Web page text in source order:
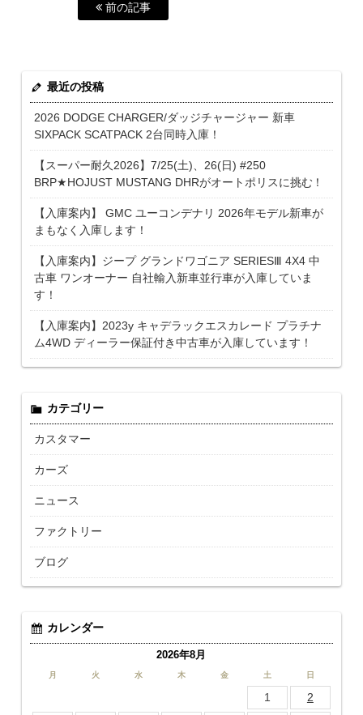
前の記事
最近の投稿
2026 DODGE CHARGER/ダッジチャージャー 新車
SIXPACK SCATPACK 2台同時入庫！
【スーパー耐久2026】7/25(土)、26(日) #250
BRP★HOJUST MUSTANG DHRがオートポリスに挑む！
【入庫案内】 GMC ユーコンデナリ 2026年モデル新車が
まもなく入庫します！
【入庫案内】ジープ グランドワゴニア SERIESⅢ 4X4 中
古車 ワンオーナー 自社輸入新車並行車が入庫していま
す！
【入庫案内】2023y キャデラックエスカレード プラチナ
ム4WD ディーラー保証付き中古車が入庫しています！
カテゴリー
カスタマー
カーズ
ニュース
ファクトリー
ブログ
カレンダー
2026年8月
月 火 水 木 金 土 日
1
2